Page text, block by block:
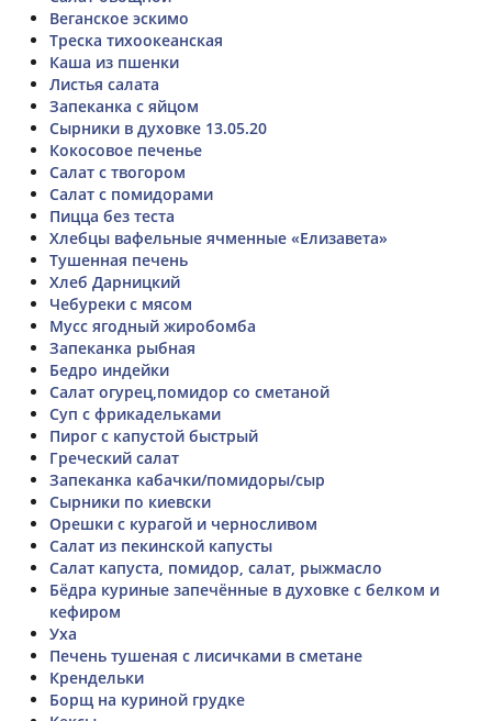
Веганское эскимо
Треска тихоокеанская
Каша из пшенки
Листья салата
Запеканка с яйцом
Сырники в духовке 13.05.20
Кокосовое печенье
Салат с твогором
Салат с помидорами
Пицца без теста
Хлебцы вафельные ячменные «Елизавета»
Тушенная печень
Хлеб Дарницкий
Чебуреки с мясом
Мусс ягодный жиробомба
Запеканка рыбная
Бедро индейки
Салат огурец,помидор со сметаной
Суп с фрикадельками
Пирог с капустой быстрый
Греческий салат
Запеканка кабачки/помидоры/сыр
Сырники по киевски
Орешки с курагой и черносливом
Салат из пекинской капусты
Салат капуста, помидор, салат, рыжмасло
Бёдра куриные запечённые в духовке с белком и
кефиром
Уха
Печень тушеная с лисичками в сметане
Крендельки
Борщ на куриной грудке